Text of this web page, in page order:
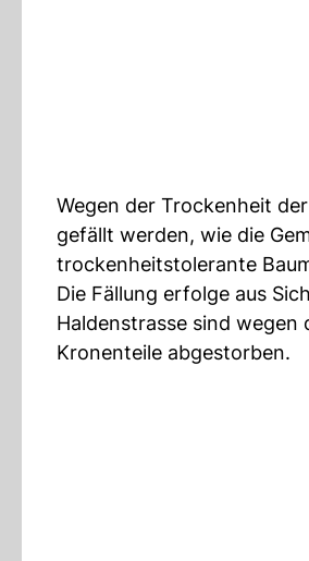
Wegen der Trockenheit
gefällt werden, wie die
trockenheitstolerante
Die Fällung erfolge aus
Haldenstrasse sind
Kronenteile abgestorben.